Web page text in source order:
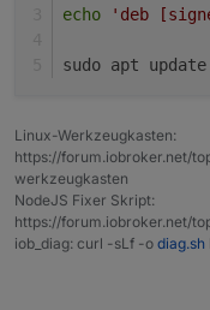
echo
'deb
sudo apt
Linux-Werkzeugkasten:
https://forum.iobroker.net/
werkzeugkasten
NodeJS Fixer Skript:
https://forum.iobroker.net/
iob_diag: curl -sLf -o diag.sh